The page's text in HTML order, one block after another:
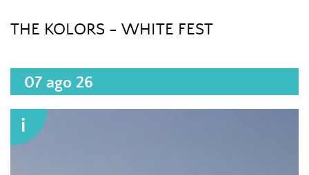
THE KOLORS - WHITE FEST
07 ago 26
i